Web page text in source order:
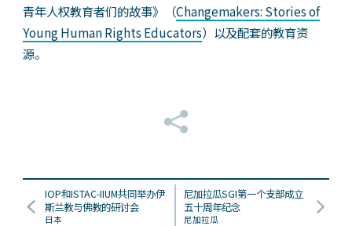
青年人权教育者们的故事》（Changemakers: Stories of
Young Human Rights Educators）以及配套的教育资
源。
IOP和ISTAC-IIUM共同举办伊
斯兰教与佛教的研讨会
日本
尼加拉瓜SGI第一个支部成立
五十周年纪念
尼加拉瓜